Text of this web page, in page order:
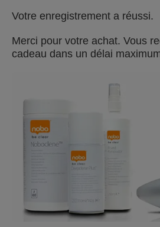
Votre enregistrement a réussi.
Merci pour votre achat. Vous
cadeau dans un délai